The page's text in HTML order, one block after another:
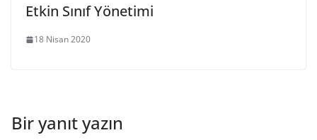
Etkin Sınıf Yönetimi
18 Nisan 2020
Bir yanıt yazın